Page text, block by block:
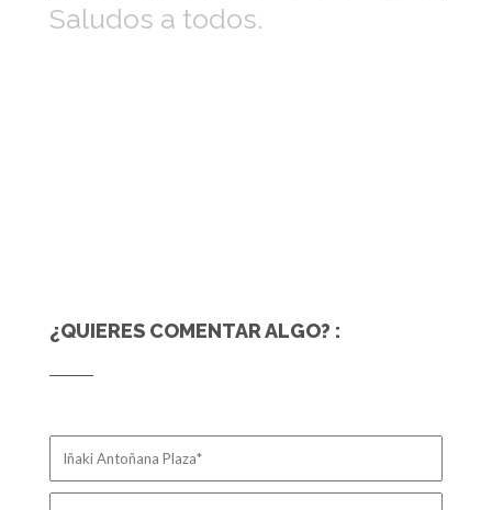
Saludos a todos.
¿QUIERES COMENTAR ALGO? :